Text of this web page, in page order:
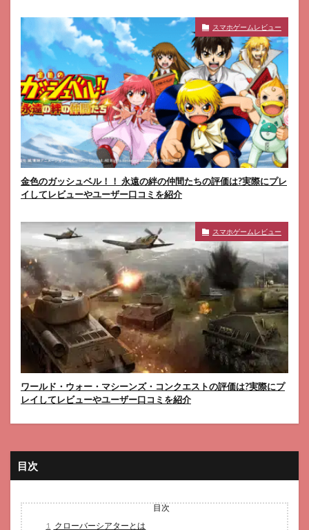
スマホゲームレビュー
金色のガッシュベル！！ 永遠の絆の仲間たちの評価は?実際にプレ
イしてレビューやユーザー口コミを紹介
スマホゲームレビュー
ワールド・ウォー・マシーンズ・コンクエストの評価は?実際にプ
レイしてレビューやユーザー口コミを紹介
目次
目次
1 クローバーシアターとは